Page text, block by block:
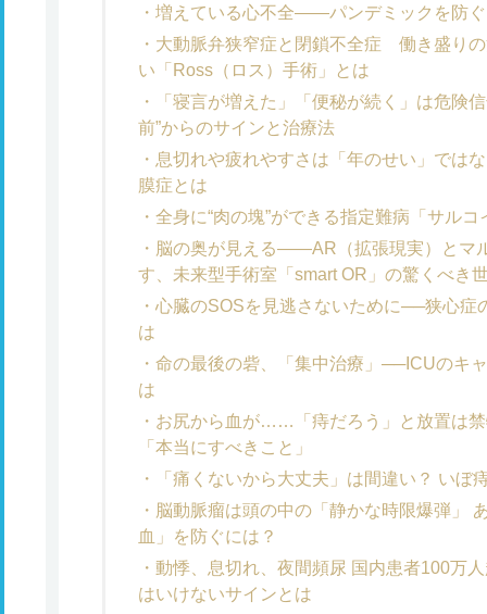
増えている心不全――パンデミックを防
大動脈弁狭窄症と閉鎖不全症 働き盛り
い「Ross（ロス）手術」とは
「寝言が増えた」「便秘が続く」は危険
前”からのサインと治療法
息切れや疲れやすさは「年のせい」では
膜症とは
全身に“肉の塊”ができる指定難病「サル
脳の奥が見える――AR（拡張現実）とマ
す、未来型手術室「smart OR」の驚くべき
心臓のSOSを見逃さないために──狭心症
は
命の最後の砦、「集中治療」──ICUのキ
は
お尻から血が……「痔だろう」と放置は
「本当にすべきこと」
「痛くないから大丈夫」は間違い？ いぼ
脳動脈瘤は頭の中の「静かな時限爆弾」
血」を防ぐには？
動悸、息切れ、夜間頻尿 国内患者100万
はいけないサインとは